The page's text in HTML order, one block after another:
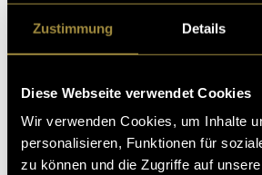
Zustimmung Details
Diese Webseite verwendet Cookies
Wir verwenden Cookies, um Inhalte
personalisieren, Funktionen für
zu können und die Zugriffe auf
Ähnliche Artikel